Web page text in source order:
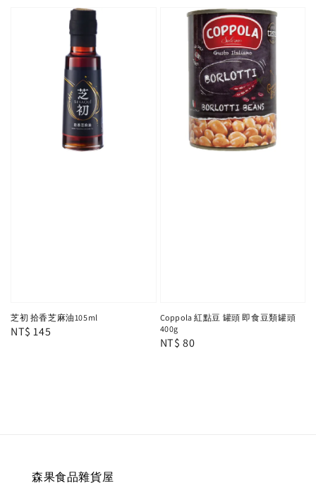
芝初 拾香芝麻油105ml
Regular
NT$ 145
Coppola 紅點豆 罐頭 即食豆類罐頭
400g
Regular
NT$ 80
森果食品雜貨屋